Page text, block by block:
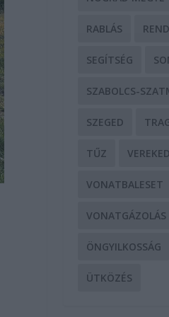
RABLÁS
SEGÍTSÉG
SZABOLCS-
SZEGED
TŰZ
VONATBALESET
VONATGÁZOLÁS
ÖNGYILKOSSÁG
ÜTKÖZÉS